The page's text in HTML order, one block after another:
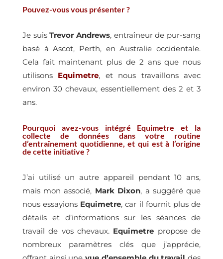
Pouvez-vous vous présenter ?
Je suisTrevor Andrews, entraîneur de pur-sang
basé à Ascot, Perth, en Australie occidentale.
Cela fait maintenant plus de 2 ans que nous
utilisons Equimetre, et nous travaillons avec
environ 30 chevaux, essentiellement des 2 et 3
ans.
Pourquoi avez-vous intégré Equimetre et la
collecte de données dans votre routine
d’entraînement quotidienne, et qui est à l’origine
de cette initiative ?
J’ai utilisé un autre appareil pendant 10 ans,
mais mon associé, Mark Dixon, a suggéré que
nous essayions Equimetre, car il fournit plus de
détails et d’informations sur les séances de
travail de vos chevaux. Equimetre propose de
nombreux paramètres clés que j’apprécie,